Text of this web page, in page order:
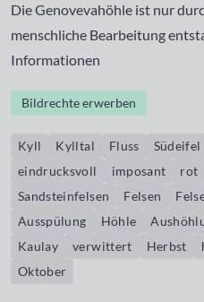
DieGenovevahöhle ist nur
menschliche Bearbeitung
Informationen
Bildrechte erwerben
Kyll Kylltal Fluss Südeifel
eindrucksvoll
imposant rot
Sandsteinfelsen
Felsen
Ausspülung
Höhle
Kaulay
verwittert Herbst
Oktober